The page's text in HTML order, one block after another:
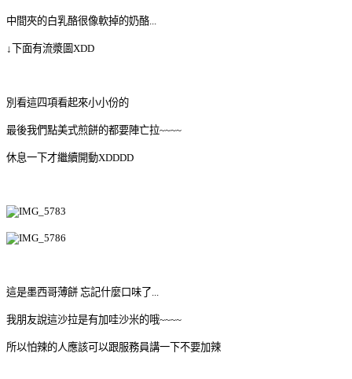
中間夾的白乳酪很像軟掉的奶酪...
↓下面有流漿圖XDD
別看這四項看起來小小份的
最後我們點美式煎餅的都要陣亡拉~~~~
休息一下才繼續開動XDDDD
這是墨西哥薄餅 忘記什麼口味了...
我朋友說這沙拉是有加哇沙米的哦~~~~
所以怕辣的人應該可以跟服務員講一下不要加辣